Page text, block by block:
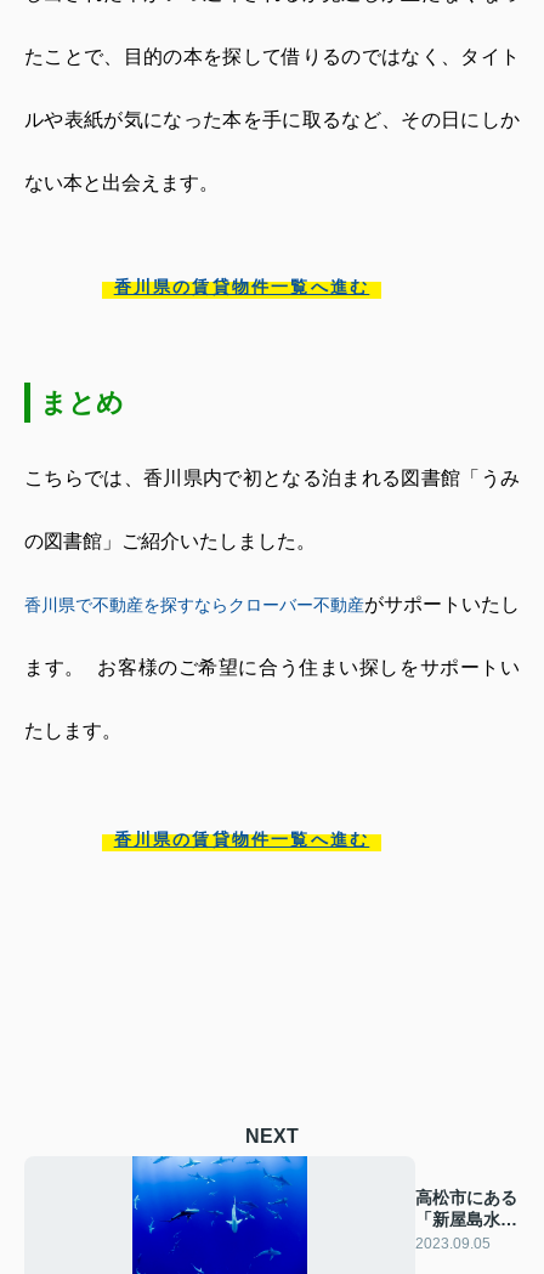
たことで、目的の本を探して借りるのではなく、タイト
ルや表紙が気になった本を手に取るなど、その日にしか
ない本と出会えます。
香川県の賃貸物件一覧へ進む
まとめ
こちらでは、香川県内で初となる泊まれる図書館「うみ
の図書館」ご紹介いたしました。
香川県で不動産を探すならクローバー不動産がサポートいたし
ます。 お客様のご希望に合う住まい探しをサポートい
たします。
香川県の賃貸物件一覧へ進む
NEXT
高松市にある
「新屋島水族
館」をご紹
2023.09.05